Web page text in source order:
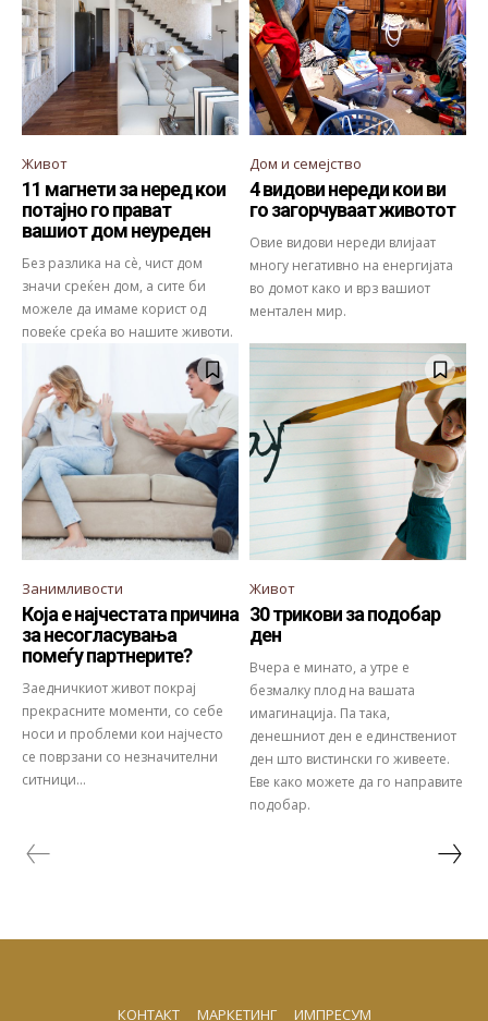
Живот
11 магнети за неред кои
потајно го прават
вашиот дом неуреден
Без разлика на сè, чист дом
значи среќен дом, а сите би
можеле да имаме корист од
повеќе среќа во нашите животи.
Дом и семејство
4 видови нереди кои ви
го загорчуваат животот
Овие видови нереди влијаат
многу негативно на енергијата
во домот како и врз вашиот
ментален мир.
Занимливости
Која е најчестата причина
за несогласувања
помеѓу партнерите?
Заедничкиот живот покрај
прекрасните моменти, со себе
носи и проблеми кои најчесто
се поврзани со незначителни
ситници...
Живот
30 трикови за подобар
ден
Вчера е минато, а утре е
безмалку плод на вашата
имагинација. Па така,
денешниот ден е единствениот
ден што вистински го живеете.
Еве како можете да го направите
подобар.
КОНТАКТ МАРКЕТИНГ ИМПРЕСУМ